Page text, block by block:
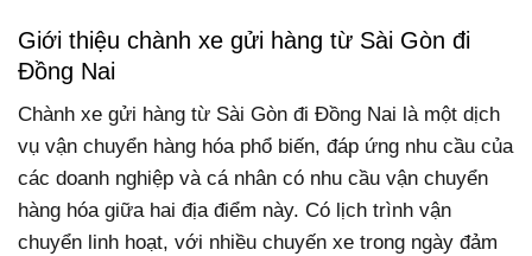
Giới thiệu chành xe gửi hàng từ Sài Gòn đi
Đồng Nai
Chành xe gửi hàng từ Sài Gòn đi Đồng Nai là một dịch
vụ vận chuyển hàng hóa phổ biến, đáp ứng nhu cầu của
các doanh nghiệp và cá nhân có nhu cầu vận chuyển
hàng hóa giữa hai địa điểm này. Có lịch trình vận
chuyển linh hoạt, với nhiều chuyến xe trong ngày đảm